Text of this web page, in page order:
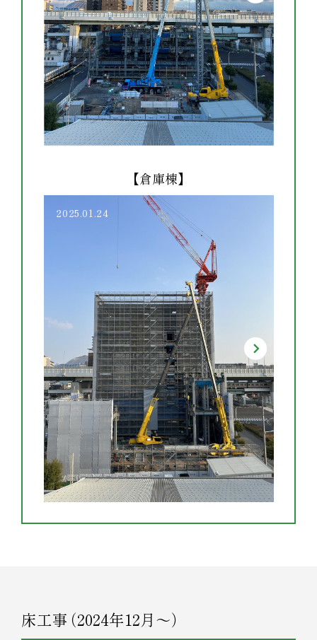
【倉庫棟】
2025.01.29
床工事（2024年12月～）